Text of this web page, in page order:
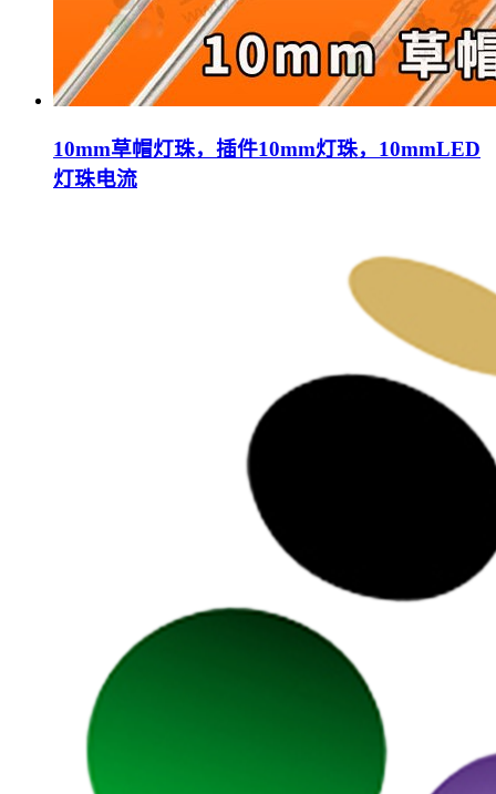
10mm草帽灯珠，插件10mm灯珠，10mmLED
灯珠电流